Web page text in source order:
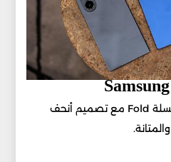
واصلت سامسونج تطوير سلسلة Fold مع تصميم أنحف